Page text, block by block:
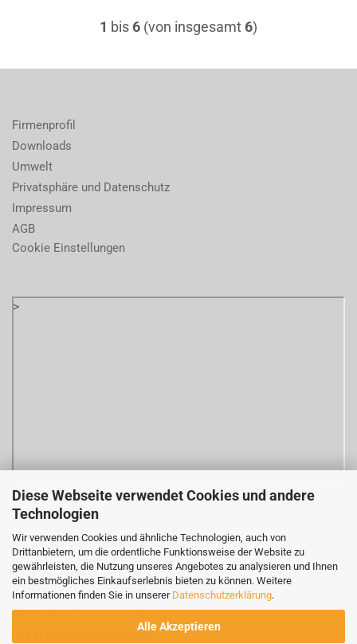
Diese Webseite verwendet Cookies und andere
Technologien
Wir verwenden Cookies und ähnliche Technologien, auch von
Drittanbietern, um die ordentliche Funktionsweise der Website zu
gewährleisten, die Nutzung unseres Angebotes zu analysieren und Ihnen
ein bestmögliches Einkaufserlebnis bieten zu können. Weitere
Informationen finden Sie in unserer Datenschutzerklärung.
Alle Akzeptieren
1 bis 6 (von insgesamt 6)
Firmenprofil
Downloads
Umwelt
Privatsphäre und Datenschutz
Impressum
AGB
Cookie Einstellungen
>
VC Videocomponents GmbH
Brachenfelder Str. 45
D-24534 Neumünster
Tel: 0 43 21 - 39 05 40
Mail: mail@vcvideo.de